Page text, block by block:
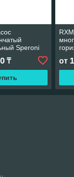
Speroni
₸ от